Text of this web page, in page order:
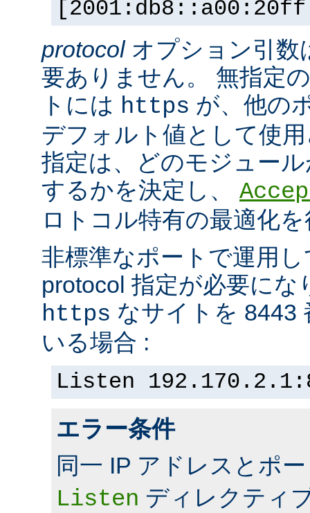
protocolオプション引数
要ありません。 無指定
トには https が、他の
デフォルト値として使
指定は、どのモジュー
するかを決定し、
ロトコル特有の最適化
非標準なポートで運用
protocol 指定が必要に
https なサイトを 8443
いる場合 :
Listen
エラー条件
同一 IP アドレスとポ
Listen ディレクティ